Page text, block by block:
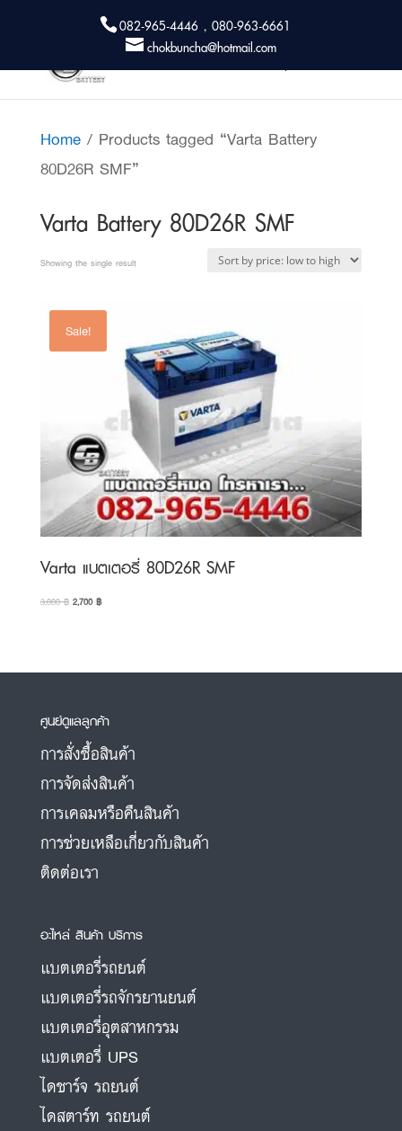
082-965-4446 , 080-963-6661
chokbuncha@hotmail.com
Home/ Products tagged “Varta Battery
80D26R SMF”
Varta Battery 80D26R SMF
Showing the single result
Sale!
Varta แบตเตอรี่ 80D26R SMF
3,000฿ Original
2,700฿Current
ศูนย์ดูแลลูกค้า
การสั่งซื้อสินค้า
การจัดส่งสินค้า
การเคลมหรือคืนสินค้า
การช่วยเหลือเกี่ยวกับสินค้า
ติดต่อเรา
อะไหล่ สินค้า บริการ
แบตเตอรี่รถยนต์
แบตเตอรี่รถจักรยานยนต์
แบตเตอรี่อุตสาหกรรม
แบตเตอรี่ UPS
ไดชาร์จ รถยนต์
ไดสตาร์ท รถยนต์